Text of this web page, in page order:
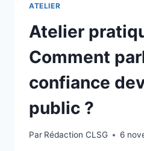
ATELIER
Atelier
Comment
confiance
public ?
Par Rédaction CLSG 6